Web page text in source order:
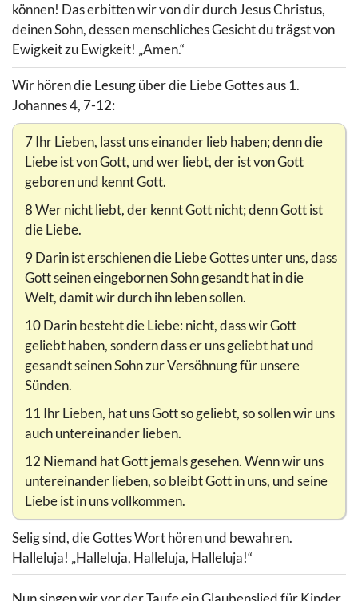
können! Das erbitten wir von dir durch Jesus Christus,
deinen Sohn, dessen menschliches Gesicht du trägst von
Ewigkeit zu Ewigkeit! „Amen.“
Wir hören die Lesung über die Liebe Gottes aus 1.
Johannes 4, 7-12:
7 Ihr Lieben, lasst uns einander lieb haben; denn die
Liebe ist von Gott, und wer liebt, der ist von Gott
geboren und kennt Gott.
8 Wer nicht liebt, der kennt Gott nicht; denn Gott ist
die Liebe.
9 Darin ist erschienen die Liebe Gottes unter uns, dass
Gott seinen eingebornen Sohn gesandt hat in die
Welt, damit wir durch ihn leben sollen.
10 Darin besteht die Liebe: nicht, dass wir Gott
geliebt haben, sondern dass er uns geliebt hat und
gesandt seinen Sohn zur Versöhnung für unsere
Sünden.
11 Ihr Lieben, hat uns Gott so geliebt, so sollen wir uns
auch untereinander lieben.
12 Niemand hat Gott jemals gesehen. Wenn wir uns
untereinander lieben, so bleibt Gott in uns, und seine
Liebe ist in uns vollkommen.
Selig sind, die Gottes Wort hören und bewahren.
Halleluja! „Halleluja, Halleluja, Halleluja!“